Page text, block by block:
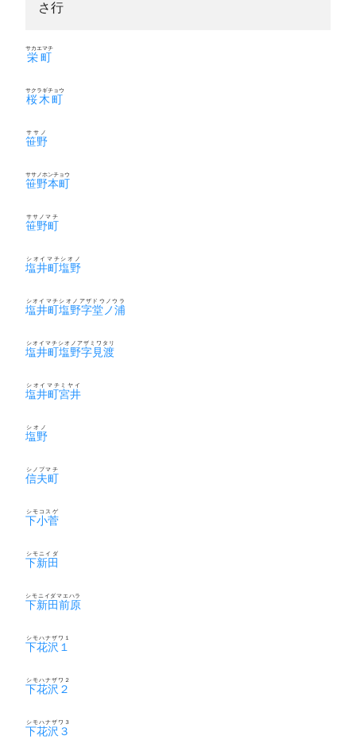
さ行
栄町
サカエマチ
桜木町
サクラギチョウ
笹野
ササノ
笹野本町
ササノホンチョウ
笹野町
ササノマチ
塩井町塩野
シオイマチシオノ
塩井町塩野字堂ノ浦
シオイマチシオノアザドウノウラ
塩井町塩野字見渡
シオイマチシオノアザミワタリ
塩井町宮井
シオイマチミヤイ
塩野
シオノ
信夫町
シノブマチ
下小菅
シモコスゲ
下新田
シモニイダ
下新田前原
シモニイダマエハラ
下花沢１
シモハナザワ１
下花沢２
シモハナザワ２
下花沢３
シモハナザワ３